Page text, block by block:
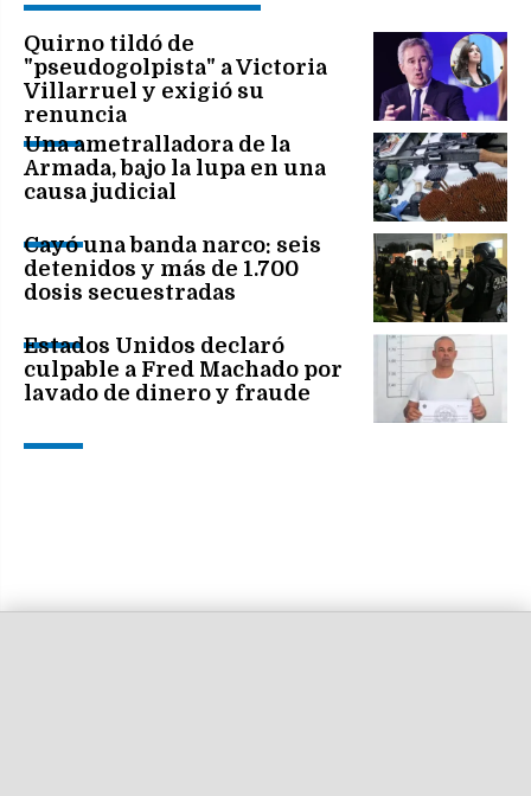
Quirno tildó de
"pseudogolpista" a Victoria
Villarruel y exigió su
renuncia
Una ametralladora de la
Armada, bajo la lupa en una
causa judicial
Cayó una banda narco: seis
detenidos y más de 1.700
dosis secuestradas
Estados Unidos declaró
culpable a Fred Machado por
lavado de dinero y fraude